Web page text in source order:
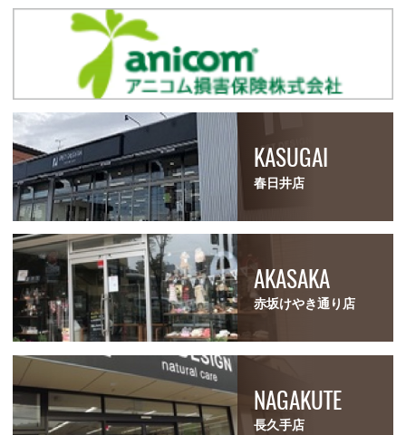
KASUGAI
春日井店
AKASAKA
赤坂けやき通り店
NAGAKUTE
長久手店